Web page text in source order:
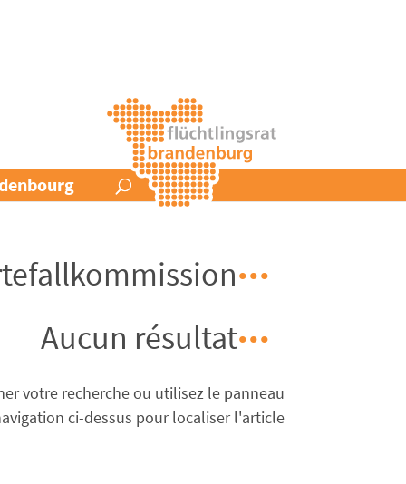
Aucun résultat
votre recherche ou utilisez le panneau
ci-dessus pour localiser l'article.